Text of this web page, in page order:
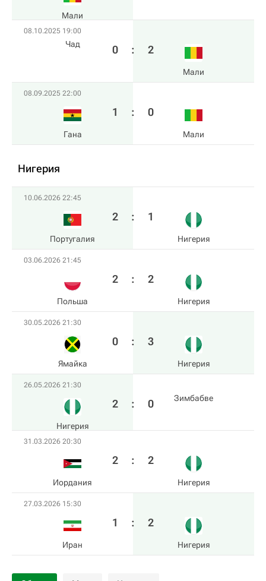
Мали
08.10.2025 19:00
Чад 0 : 2
Мали
08.09.2025 22:00
Гана
1 : 0
Мали
Нигерия
10.06.2026 22:45
Португалия
2 : 1
Нигерия
03.06.2026 21:45
Польша
2 : 2
Нигерия
30.05.2026 21:30
Ямайка
0 : 3
Нигерия
26.05.2026 21:30
Нигерия
2 : 0 Зимбабве
31.03.2026 20:30
Иордания
2 : 2
Нигерия
27.03.2026 15:30
Иран
1 : 2
Нигерия